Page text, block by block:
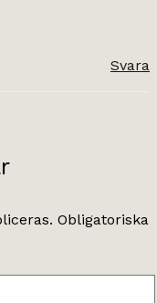
Svara
Obligatoriska